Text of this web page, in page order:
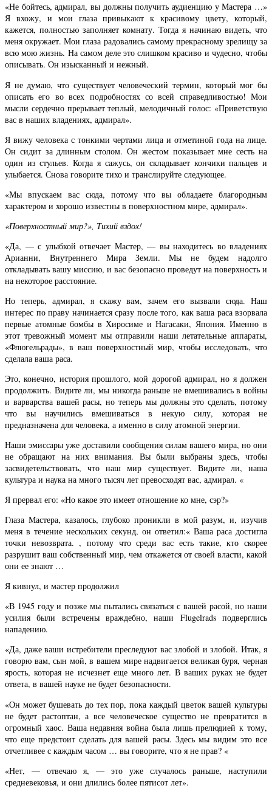
«Не бойтесь, адмирал, вы должны получить аудиенцию у Мастера …»
Я вхожу, и мои глаза привыкают к красивому цвету, который,
кажется, полностью заполняет комнату. Тогда я начинаю видеть, что
меня окружает. Мои глаза радовались самому прекрасному зрелищу за
всю мою жизнь. На самом деле это слишком красиво и чудесно, чтобы
описывать. Он изысканный и нежный.
Я не думаю, что существует человеческий термин, который мог бы
описать его во всех подробностях со всей справедливостью! Мои
мысли сердечно прерывает теплый, мелодичный голос: «Приветствую
вас в наших владениях, адмирал».
Я вижу человека с тонкими чертами лица и отметиной года на лице.
Он сидит за длинным столом. Он жестом показывает мне сесть на
один из стульев. Когда я сажусь, он складывает кончики пальцев и
улыбается. Снова говорите тихо и транслируйте следующее.
«Мы впускаем вас сюда, потому что вы обладаете благородным
характером и хорошо известны в поверхностном мире, адмирал».
«Поверхностный мир?», Тихий вздох!
«Да, — с улыбкой отвечает Мастер, — вы находитесь во владениях
Арианни, Внутреннего Мира Земли. Мы не будем надолго
откладывать вашу миссию, и вас безопасно проведут на поверхность и
на некоторое расстояние.
Но теперь, адмирал, я скажу вам, зачем его вызвали сюда. Наш
интерес по праву начинается сразу после того, как ваша раса взорвала
первые атомные бомбы в Хиросиме и Нагасаки, Япония. Именно в
этот тревожный момент мы отправили наши летательные аппараты,
«Флюгельрады», в ваш поверхностный мир, чтобы исследовать, что
сделала ваша раса.
Это, конечно, история прошлого, мой дорогой адмирал, но я должен
продолжить. Видите ли, мы никогда раньше не вмешивались в войны
и варварства вашей расы, но теперь мы должны это сделать, потому
что вы научились вмешиваться в некую силу, которая не
предназначена для человека, а именно в силу атомной энергии.
Наши эмиссары уже доставили сообщения силам вашего мира, но они
не обращают на них внимания. Вы были выбраны здесь, чтобы
засвидетельствовать, что наш мир существует. Видите ли, наша
культура и наука на много тысяч лет превосходят вас, адмирал. «
Я прервал его: «Но какое это имеет отношение ко мне, сэр?»
Глаза Мастера, казалось, глубоко проникли в мой разум, и, изучив
меня в течение нескольких секунд, он ответил:« Ваша раса достигла
точки невозврата. , потому что среди вас есть такие, кто скорее
разрушит ваш собственный мир, чем откажется от своей власти, какой
они ее знают …
Я кивнул, и мастер продолжил
«В 1945 году и позже мы пытались связаться с вашей расой, но наши
усилия были встречены враждебно, наши Flugelrads подверглись
нападению.
«Да, даже ваши истребители преследуют вас злобой и злобой. Итак, я
говорю вам, сын мой, в вашем мире надвигается великая буря, черная
ярость, которая не исчезнет еще много лет. В ваших руках не будет
ответа, в вашей науке не будет безопасности.
«Он может бушевать до тех пор, пока каждый цветок вашей культуры
не будет растоптан, а все человеческое существо не превратится в
огромный хаос. Ваша недавняя война была лишь прелюдией к тому,
что еще предстоит сделать для вашей расы. Здесь мы видим это все
отчетливее с каждым часом … вы говорите, что я не прав? «
«Нет, — отвечаю я, — это уже случалось раньше, наступили
средневековья, и они длились более пятисот лет».